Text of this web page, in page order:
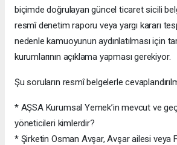
biçimde doğrulayan güncel ticaret sicili
resmî denetim raporu veya yargı kararı
nedenle kamuoyunun aydınlatılması için
kurumlarının açıklama yapması gerekiyor.
Şu soruların resmî belgelerle
* AŞSA Kurumsal Yemek’in mevcut ve
yöneticileri kimlerdir?
* Şirketin Osman Avşar, Avşar ailesi veya